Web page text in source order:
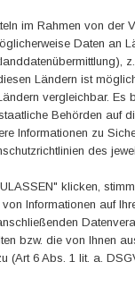
auch
im Rahmen von der
Daten an
Ländern ist
vergleichbar. Es
Behörden auf
Informationen zu
des
klicken,
Informationen auf
bzw. die von Ihnen
(Art 6 Abs. 1 lit. a.